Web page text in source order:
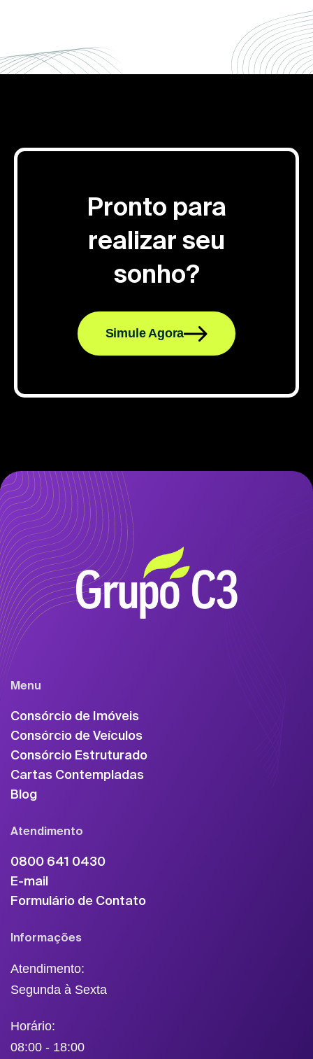
Pronto para
realizar seu
sonho?
Simule Agora
Menu
Consórcio de Imóveis
Consórcio de Veículos
Consórcio Estruturado
Cartas Contempladas
Blog
Atendimento
0800 641 0430
E-mail
Formulário de Contato
Informações
Atendimento:
Segunda à Sexta
Horário:
08:00 - 18:00